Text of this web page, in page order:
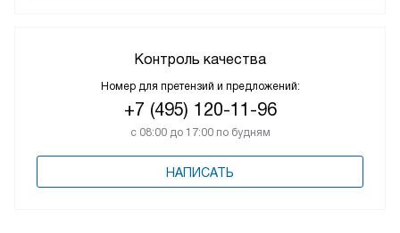
Контроль качества
Номер для претензий и предложений:
+7 (495) 120-11-96
с 08:00 до 17:00 по будням
НАПИСАТЬ